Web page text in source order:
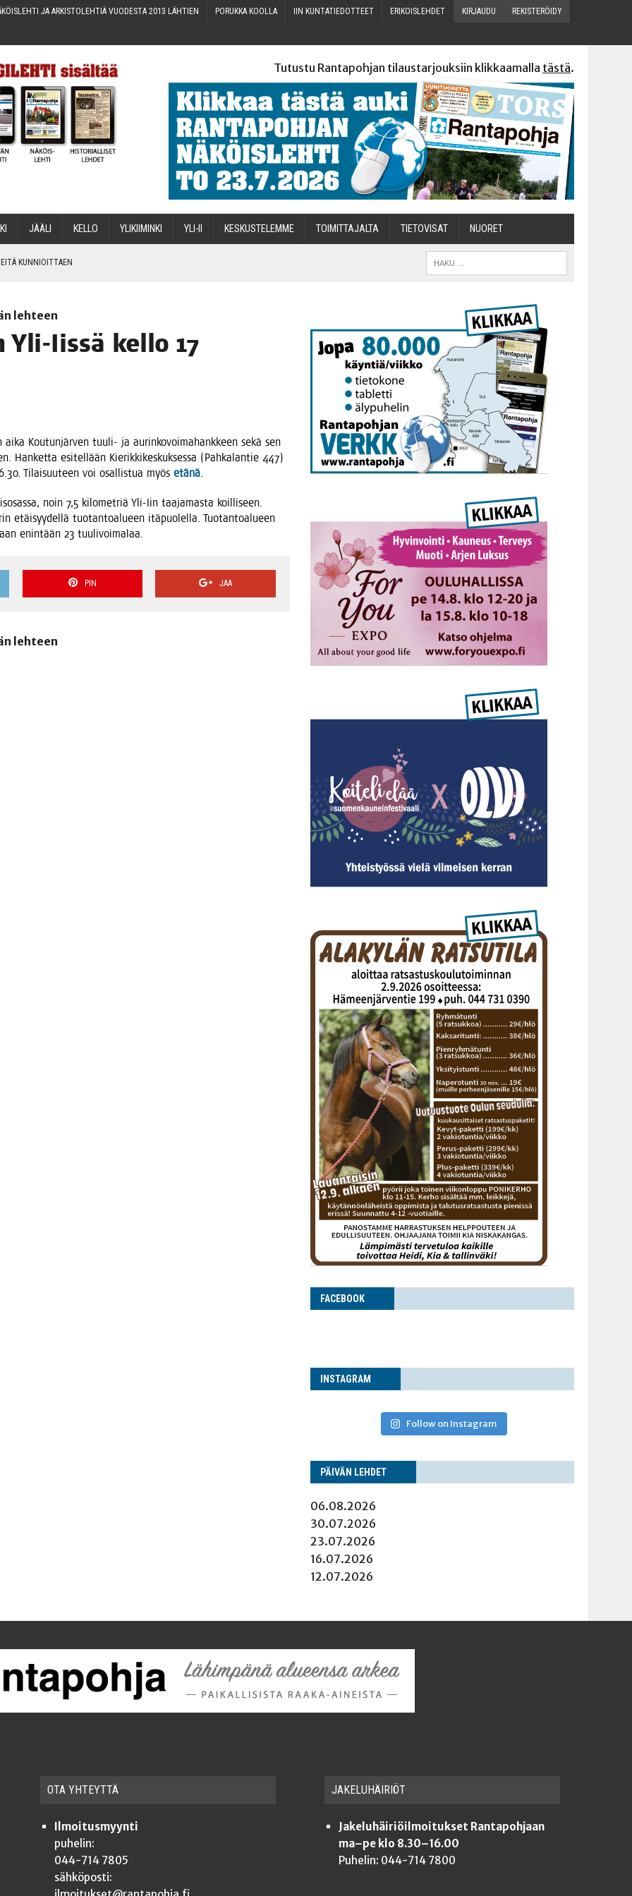
JA ARKIS­TO­LEH­TIÄ VUO­DES­TA 2013 LÄHTIEN PORUK­KA KOOLLA IIN KUN­TA­TIE­DOT­TEET ERI­KOIS­LEH­DET KIR­JAU­DU REKIS­TE­RÖI­DY
Tutustu Rantapohjan tilaustarjouksiin klikkaamalla tästä.
JÄÄ­LI KEL­LO YLI­KII­MIN­KI YLI-II KES­KUS­TE­LEM­ME TOI­MIT­TA­JAL­TA TIETOVISAT NUO­RET
KUNNIOITTAEN
lehteen
Iis­sä kel­lo 17
Kou­tun­jär­ven tuu­li- ja aurin­ko­voi­ma­hank­keen sekä sen
Han­ket­ta esi­tel­lään Kie­rik­ki­kes­kuk­ses­sa (Pah­ka­lan­tie 447)
Tilai­suu­teen voi osal­lis­tua myös etä­nä.
noin 7,5 kilo­met­riä Yli-Iin taa­ja­mas­ta koil­li­seen.
etäi­syy­del­lä tuo­tan­toa­lu­een itä­puo­lel­la. Tuo­tan­toa­lu­een
enin­tään 23 tuulivoimalaa.
PIN JAA
lehteen
FACE­BOOK
INS­TA­GRAM
Follow on Instagram
PÄI­VÄN LEHDET
06.08.2026
30.07.2026
23.07.2026
16.07.2026
12.07.2026
OTA YHTEYT­TÄ
Ilmoitusmyynti
puhelin:
044-714 7805
sähköposti:
JAKE­LU­HÄI­RIÖT
Jakeluhäiriöilmoitukset Rantapohjaan
ma–pe klo 8.30–16.00
Puhelin: 044-714 7800